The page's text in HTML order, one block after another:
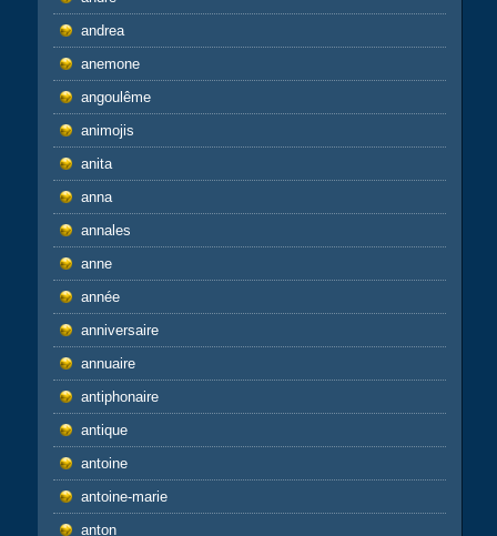
andrea
anemone
angoulême
animojis
anita
anna
annales
anne
année
anniversaire
annuaire
antiphonaire
antique
antoine
antoine-marie
anton